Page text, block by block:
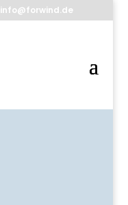
info@forwind.de